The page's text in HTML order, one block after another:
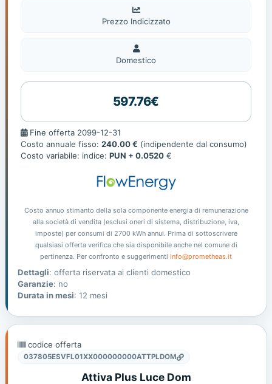
Prezzo Indicizzato
Domestico
Domestico
597.76€
Fine
offerta
Fine offerta 2099-12-31
Costo annuale fisso: 240.00 € (indipendente dal consumo)
Costo variabile: indice: PUN + 0.0520 €
Costo annuo stimanto della sola componente energia di remunerazione
alla società di vendita (esclusi oneri di sistema, distribuzione, iva,
imposte) per consumi di 2700 kWh annui. Prima di sottoscrivere
qualsiasi offerta verifica che sia disponibile anche nel comune di
pertinenza. Per confronto e suggerimenti info@prometheas.it
Dettagli: offerta riservata ai clienti domestico
Garanzie: no
Durata in mesi: 12 mesi
codice offerta
037805ESVFL01XX000000000ATTPLDOM
Attiva Plus Luce Dom